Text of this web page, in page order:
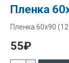
Пленка
Пленка 60х90
55₽